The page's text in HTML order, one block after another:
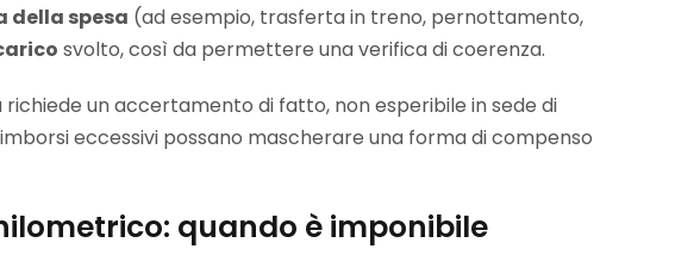
della spesa (ad esempio, trasferta in treno, pernottamento,
svolto, così da permettere una verifica di coerenza.
richiede un accertamento di fatto, non esperibile in sede di
eccessivi possano mascherare una forma di compenso
quando è imponibile